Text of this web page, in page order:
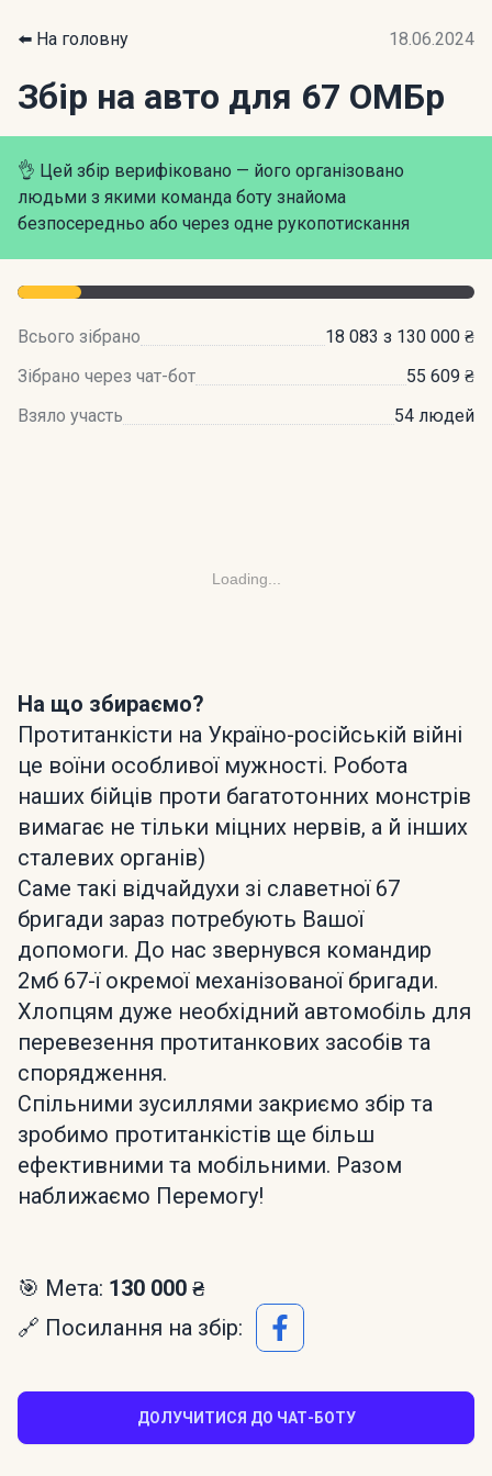
⬅️ На головну 18.06.2024
Збір на авто для 67 ОМБр
👌 Цей збір верифіковано — його організовано
людьми з якими команда боту знайома
безпосередньо або через одне рукопотискання
Всього зібрано
18 083 з 130 000 ₴
Зібрано через чат-бот
55 609 ₴
Взяло участь
54 людей
Loading...
На що збираємо?
Протитанкісти на Україно-російській війні
це воїни особливої мужності. Робота
наших бійців проти багатотонних монстрів
вимагає не тільки міцних нервів, а й інших
сталевих органів)
Саме такі відчайдухи зі славетної 67
бригади зараз потребують Вашої
допомоги. До нас звернувся командир
2мб 67-ї окремої механізованої бригади.
Хлопцям дуже необхідний автомобіль для
перевезення протитанкових засобів та
спорядження.
Спільними зусиллями закриємо збір та
зробимо протитанкістів ще більш
ефективними та мобільними. Разом
наближаємо Перемогу!
🎯 Мета: 130 000 ₴
🔗 Посилання на збір:
ДОЛУЧИТИСЯ ДО ЧАТ-БОТУ